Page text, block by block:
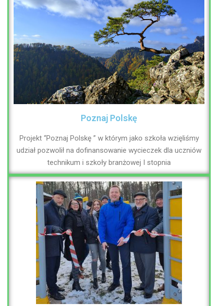
Poznaj Polskę
Projekt “Poznaj Polskę ” w którym jako szkoła wzięliśmy
udział pozwolił na dofinansowanie wycieczek dla uczniów
technikum i szkoły branżowej I stopnia